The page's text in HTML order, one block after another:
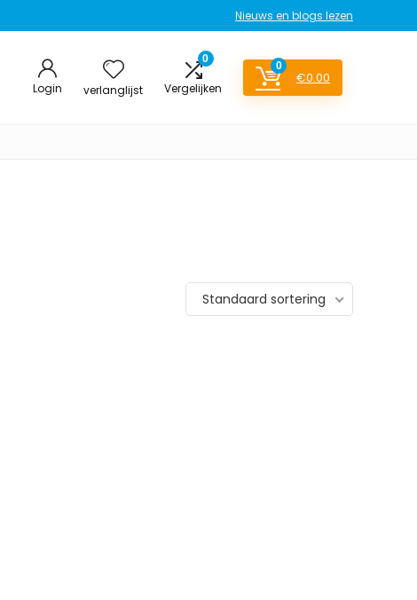
Nieuws en blogs lezen
Login verlanglijst
0
Vergelijken
0
€0.00
Standaard sortering